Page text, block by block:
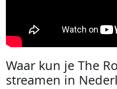
Waar kun je The
streamen in